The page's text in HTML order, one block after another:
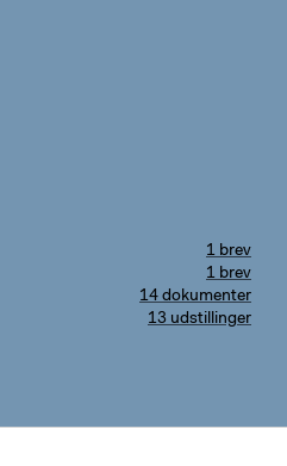
1 brev
1 brev
14 dokumenter
13 udstillinger